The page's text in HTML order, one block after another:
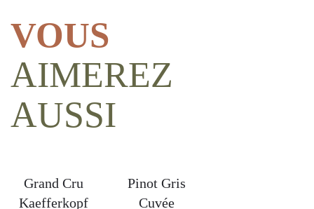
VOUS
AIMEREZ
AUSSI
Grand Cru
Kaefferkopf
Pinot Gris
Cuvée